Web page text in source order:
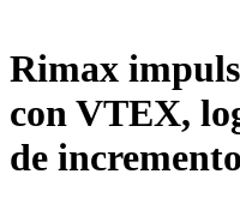
Rimax
con VTEX,
de